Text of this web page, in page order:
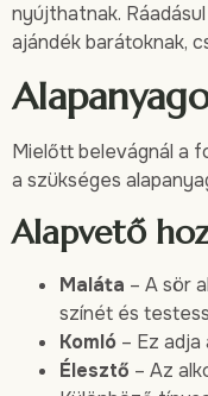
nyújthatnak.
ajándék barátoknak,
Mielőtt belevágnál a
a szükséges
Alapvető
Maláta – A sör
színét és
Komló – Ez
Élesztő – Az